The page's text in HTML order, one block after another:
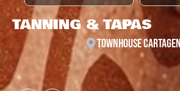
TANNING & TAPAS
TOWNHOUSE